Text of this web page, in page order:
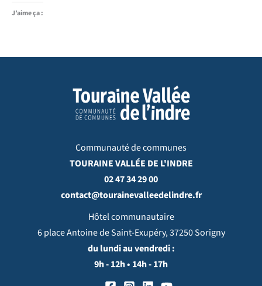
J’aime ça :
Communauté de communes
TOURAINE VALLÉE DE L'INDRE
02 47 34 29 00
contact@tourainevalleedelindre.fr
Hôtel communautaire
6 place Antoine de Saint-Exupéry, 37250 Sorigny
du lundi au vendredi :
9h - 12h • 14h - 17h